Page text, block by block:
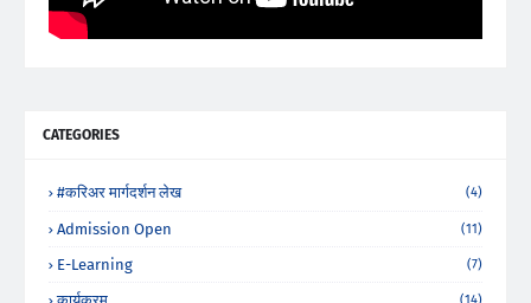
CATEGORIES
#करिअर मार्गदर्शन लेख (4)
Admission Open (11)
E-Learning (7)